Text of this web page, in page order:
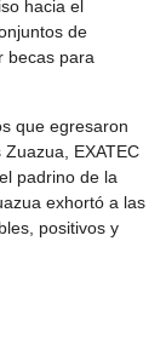
hacia el
de
becas para
que egresaron
EXATEC
padrino de la
exhortó a las
positivos y